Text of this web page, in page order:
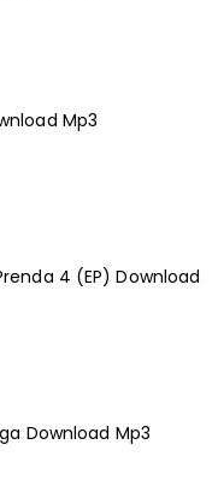
Mp3
4 (EP) Download
Download Mp3